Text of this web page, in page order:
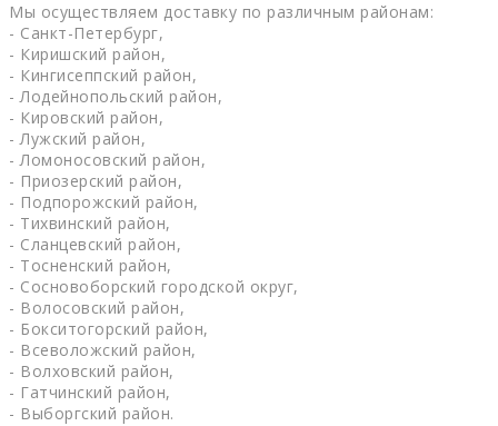
Мы осуществляем доставку по различным районам:
- Санкт-Петербург,
- Киришский район,
- Кингисеппский район,
- Лодейнопольский район,
- Кировский район,
- Лужский район,
- Ломоносовский район,
- Приозерский район,
- Подпорожский район,
- Тихвинский район,
- Сланцевский район,
- Тосненский район,
- Сосновоборский городской округ,
- Волосовский район,
- Бокситогорский район,
- Всеволожский район,
- Волховский район,
- Гатчинский район,
- Выборгский район.